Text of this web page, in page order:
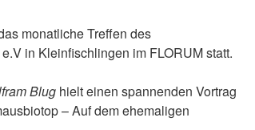
monatliche Treffen des
in Kleinfischlingen im FLORUM statt.
Blug hielt einen spannenden Vortrag
– Auf dem ehemaligen